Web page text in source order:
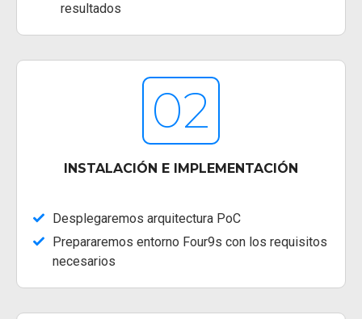
resultados
02
INSTALACIÓN E IMPLEMENTACIÓN
Desplegaremos arquitectura PoC
Prepararemos entorno Four9s con los requisitos
necesarios